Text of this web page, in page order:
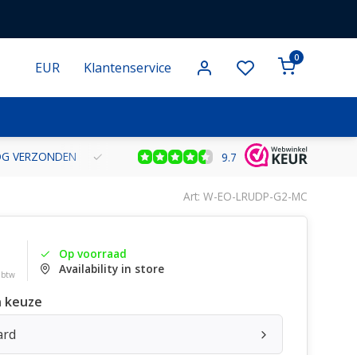
EUR Klantenservice
0
VERZONDEN GRATIS VERZENDING VANAF € 100 BINNEN
9.7
Art: W-EO-LRUDP-G2-MC
btw
Op voorraad
Availability in store
keuze